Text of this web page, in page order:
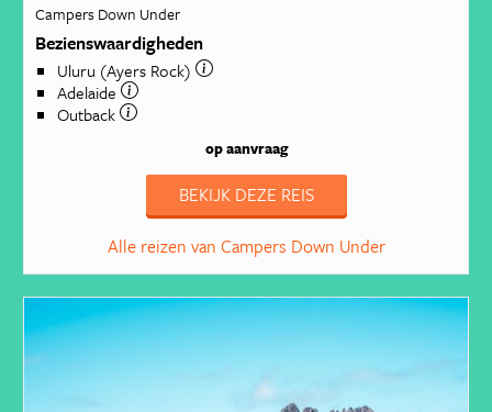
Campers Down Under
Bezienswaardigheden
Uluru (Ayers Rock)
Adelaide
Outback
op aanvraag
BEKIJK DEZE REIS
Alle reizen van Campers Down Under